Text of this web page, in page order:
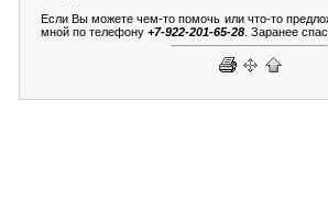
Если Вы можете чем-то помочь или что-то
мной по телефону +7-922-201-65-28 . Заранее